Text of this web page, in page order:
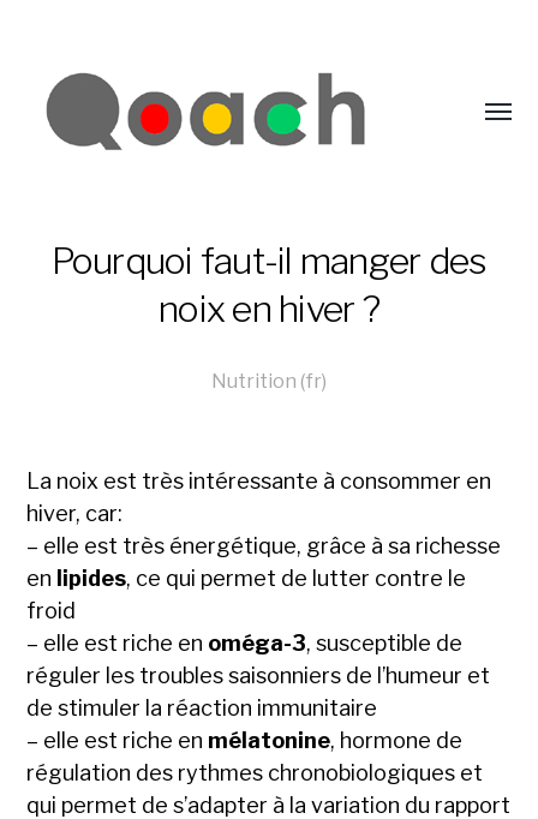
Pourquoi faut-il manger des
noix en hiver ?
Nutrition (fr)
La noix est très intéressante à consommer en
hiver, car:
– elle est très énergétique, grâce à sa richesse
en lipides, ce qui permet de lutter contre le
froid
– elle est riche en oméga-3, susceptible de
réguler les troubles saisonniers de l’humeur et
de stimuler la réaction immunitaire
– elle est riche en mélatonine, hormone de
régulation des rythmes chronobiologiques et
qui permet de s’adapter à la variation du rapport